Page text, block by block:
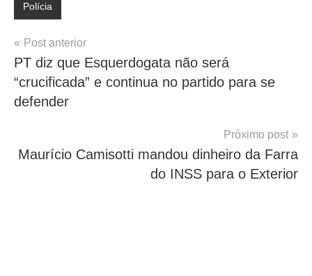
Polícia
Navegação
de
Post
Post anterior
PT diz que Esquerdogata não será
“crucificada” e continua no partido para se
defender
Próximo post
Maurício Camisotti mandou dinheiro da Farra
do INSS para o Exterior